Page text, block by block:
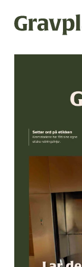
gravplasser
bokomtale
Gravplassen